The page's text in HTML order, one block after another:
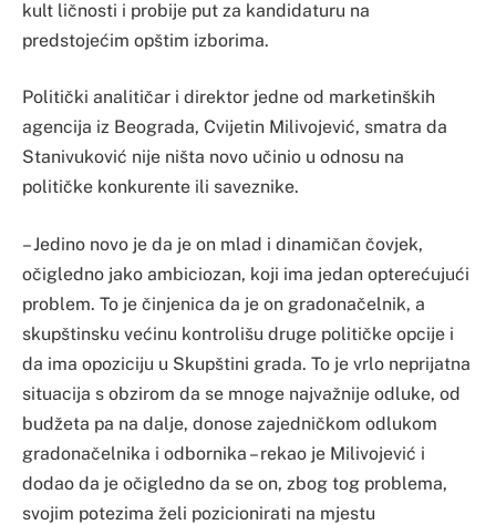
kult ličnosti i probije put za kandidaturu na
predstojećim opštim izborima.
Politički analitičar i direktor jedne od marketinških
agencija iz Beograda, Cvijetin Milivojević, smatra da
Stanivuković nije ništa novo učinio u odnosu na
političke konkurente ili saveznike.
– Jedino novo je da je on mlad i dinamičan čovjek,
očigledno jako ambiciozan, koji ima jedan opterećujući
problem. To je činjenica da je on gradonačelnik, a
skupštinsku većinu kontrolišu druge političke opcije i
da ima opoziciju u Skupštini grada. To je vrlo neprijatna
situacija s obzirom da se mnoge najvažnije odluke, od
budžeta pa na dalje, donose zajedničkom odlukom
gradonačelnika i odbornika – rekao je Milivojević i
dodao da je očigledno da se on, zbog tog problema,
svojim potezima želi pozicionirati na mjestu